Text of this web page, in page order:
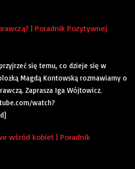
| Poradnik Pozytywnej
się temu, co dzieje się w
Magdą Kontowską rozmawiamy o
Zaprasza Iga Wójtowicz.
watch?
wśród kobiet | Poradnik